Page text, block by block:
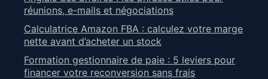
réunions, e-mails et négociations
Calculatrice Amazon FBA : calculez votre marge
nette avant d’acheter un stock
Formation gestionnaire de paie : 5 leviers pour
financer votre reconversion sans frais